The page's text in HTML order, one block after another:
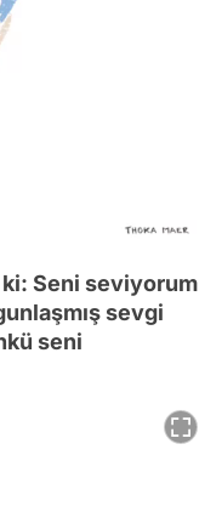
ki: Seni seviyorum
sevgi
seni